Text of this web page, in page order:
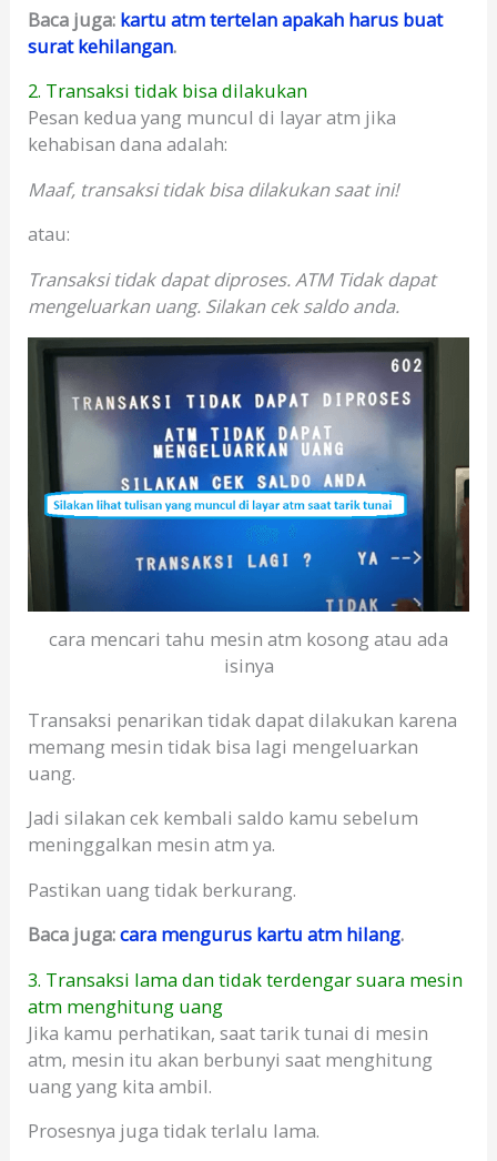
Baca juga: kartu atm tertelan apakah harus buat
surat kehilangan.
2. Transaksi tidak bisa dilakukan
Pesan kedua yang muncul di layar atm jika
kehabisan dana adalah:
Maaf, transaksi tidak bisa dilakukan saat ini!
atau:
Transaksi tidak dapat diproses. ATM Tidak dapat
mengeluarkan uang. Silakan cek saldo anda.
cara mencari tahu mesin atm kosong atau ada
isinya
Transaksi penarikan tidak dapat dilakukan karena
memang mesin tidak bisa lagi mengeluarkan
uang.
Jadi silakan cek kembali saldo kamu sebelum
meninggalkan mesin atm ya.
Pastikan uang tidak berkurang.
Baca juga:cara mengurus kartu atm hilang.
3. Transaksi lama dan tidak terdengar suara mesin
atm menghitung uang
Jika kamu perhatikan, saat tarik tunai di mesin
atm, mesin itu akan berbunyi saat menghitung
uang yang kita ambil.
Prosesnya juga tidak terlalu lama.